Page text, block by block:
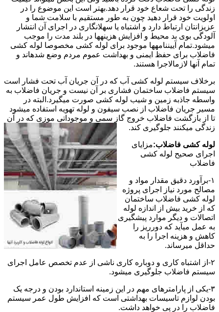
زندگی را تحت شعاع خود قرار دهد.بهتر است این موضوع را در
اولویت خود قرار دهید چون به طور مستقیم با سلامت شما و
عزیزانتان ارتباط دارد و اشتباه یا سهلانگاری در اجرای آن انتشار
آلودگی بوی بد محیط و افزایش هزینهها در بلند مدت را موجب
میشود.تمام آییننامهها موجود برای لوله کشی مخصوصا لوله کشی
فاضلاب برای حفظ ایمنی و بهداشت عموم مردم وضع شدهاند و
تمام آنها لازمالاجرا هستند.
برخلاف سیستم لوله کشی آب که در آن جریان آب تحت فشار است
سیستم فاضلاب ساختمان فشاری بر آن نیست و جریان فاضلاب به
واسطه جاذبه زمین و شیب لوله کشی صورت میگیرد.البته در
مسیر جریان فاضلاب از نصب سیفون و لوله تهویه استفاده میشود
تا از بازگشت فاضلاب خروج گاز سمی و موجوداتی موزی که در آن
زندگی میکنند جلوگیری کند.
لوله کشی فاضلاب:مزایای
اجرای صحیح لوله کشی
فاضلاب
۱-برآورد دقیق مقدار مواد و
مصالح مورد نیاز اجرای پروژه
لوله کشی فاضلاب ساختمان
که از خرید بیش از اندازه لوله
اتصالات و دیگر موارد پیشگیری
به عمل میآید که دورریز را
کاهش و هزینه اجرا را به
حداقل میرساند.
۲-از اشتباه کاری و دوباره کاری ناشی از عدم تخصص عامل اجرای
سیستم فاضلاب جلوگیری میشود.
۳-یکی از پارامترهای مهم در این زمینه استاندارد بودن و درجه یک
بودن لوازم تاسیسات بهداشتی است که افزایش طول عمر سیستم
فاضلاب را در پی خواهد داشت.